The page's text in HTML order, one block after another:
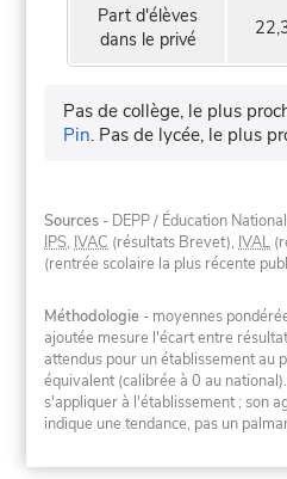
Part d'élèves
dans le privé
Pas de collège, le plus
Pin. Pas de lycée, le plus
Sources - DEPP / Éducation
IPS, IVAC (résultats Brevet), IVAL
(rentrée scolaire la plus récente
Méthodologie - moyennes
ajoutée mesure l'écart entre
attendus pour un établissement au
équivalent (calibrée à 0 au
s'appliquer à l'établissement ; son
indique une tendance, pas un